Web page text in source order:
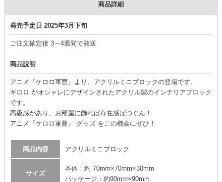
商品詳細
発売予定日 2025年3月下旬
ご注文確定後 3～4週間で発送
商品説明
アニメ『ケロロ軍曹』より、アクリルミニブロックの登場です。
ギロロ がオシャレにデザインされたアクリル製のインテリアブロック
です。
高級感があり、お部屋に飾れば存在感ばつぐん！
アニメ『ケロロ軍曹』 グッズ をこの機会にぜひ！
商品内容 アクリルミニブロック
サイズ
本体：約 70mm×70mm×30mm
パッケージ：約90mm×90mm